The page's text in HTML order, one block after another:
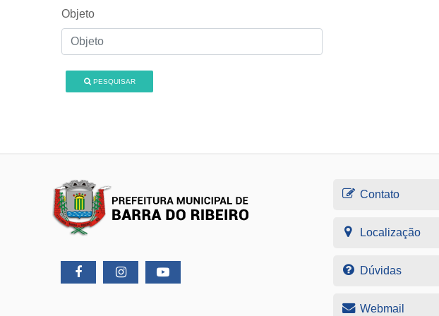
Objeto
PESQUISAR
Contato
Localização
Dúvidas
Webmail